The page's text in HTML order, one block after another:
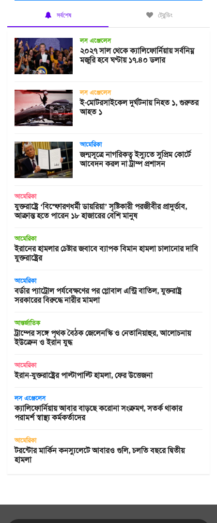
সর্বশেষ ট্রেন্ডিং
লস এঞ্জেলেস
২০২৭ সাল থেকে ক্যালিফোর্নিয়ায় সর্বনিম্ন
মজুরি হবে ঘণ্টায় ১৭.৪০ ডলার
লস এঞ্জেলেস
ই-মোটরসাইকেল দুর্ঘটনায় নিহত ১, গুরুতর
আহত ১
আমেরিকা
জন্মসূত্রে নাগরিকত্ব ইস্যুতে সুপ্রিম কোর্টে
আবেদন করল না ট্রাম্প প্রশাসন
আমেরিকা
যুক্তরাষ্ট্রে ‘বিস্ফোরণধর্মী ডায়রিয়া’ সৃষ্টিকারী পরজীবীর প্রাদুর্ভাব,
আক্রান্ত হতে পারেন ১৮ হাজারের বেশি মানুষ
আমেরিকা
ইরানের হামলার চেষ্টার জবাবে ব্যাপক বিমান হামলা চালানোর দাবি
যুক্তরাষ্ট্রের
আমেরিকা
বর্ডার প্যাট্রোল পর্যবেক্ষণের পর গ্লোবাল এন্ট্রি বাতিল, যুক্তরাষ্ট্র
সরকারের বিরুদ্ধে নারীর মামলা
আন্তর্জাতিক
ট্রাম্পের সঙ্গে পৃথক বৈঠক জেলেনস্কি ও নেতানিয়াহুর, আলোচনায়
ইউক্রেন ও ইরান যুদ্ধ
আমেরিকা
ইরান-যুক্তরাষ্ট্রের পাল্টাপাল্টি হামলা, ফের উত্তেজনা
লস এঞ্জেলেস
ক্যালিফোর্নিয়ায় আবার বাড়ছে করোনা সংক্রমণ, সতর্ক থাকার
পরামর্শ স্বাস্থ্য কর্মকর্তাদের
আমেরিকা
টরন্টোর মার্কিন কনস্যুলেটে আবারও গুলি, চলতি বছরে দ্বিতীয়
হামলা